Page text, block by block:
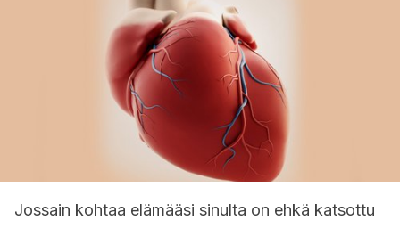
Jossain kohtaa elämääsi sinulta on ehkä katsottu